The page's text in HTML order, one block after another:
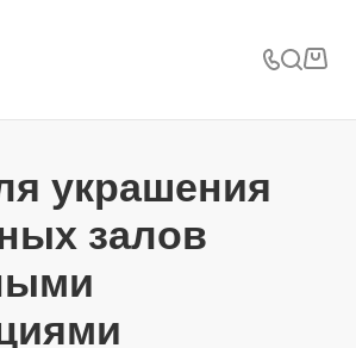
украшения
залов